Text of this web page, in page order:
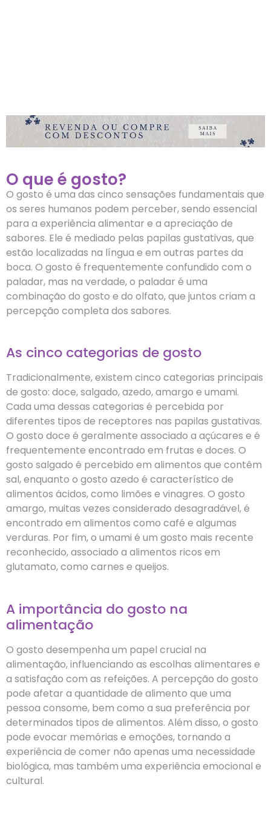
O que é gosto?
O gosto é uma das cinco sensações fundamentais que
os seres humanos podem perceber, sendo essencial
para a experiência alimentar e a apreciação de
sabores. Ele é mediado pelas papilas gustativas, que
estão localizadas na língua e em outras partes da
boca. O gosto é frequentemente confundido com o
paladar, mas na verdade, o paladar é uma
combinação do gosto e do olfato, que juntos criam a
percepção completa dos sabores.
As cinco categorias de gosto
Tradicionalmente, existem cinco categorias principais
de gosto: doce, salgado, azedo, amargo e umami.
Cada uma dessas categorias é percebida por
diferentes tipos de receptores nas papilas gustativas.
O gosto doce é geralmente associado a açúcares e é
frequentemente encontrado em frutas e doces. O
gosto salgado é percebido em alimentos que contêm
sal, enquanto o gosto azedo é característico de
alimentos ácidos, como limões e vinagres. O gosto
amargo, muitas vezes considerado desagradável, é
encontrado em alimentos como café e algumas
verduras. Por fim, o umami é um gosto mais recente
reconhecido, associado a alimentos ricos em
glutamato, como carnes e queijos.
A importância do gosto na
alimentação
O gosto desempenha um papel crucial na
alimentação, influenciando as escolhas alimentares e
a satisfação com as refeições. A percepção do gosto
pode afetar a quantidade de alimento que uma
pessoa consome, bem como a sua preferência por
determinados tipos de alimentos. Além disso, o gosto
pode evocar memórias e emoções, tornando a
experiência de comer não apenas uma necessidade
biológica, mas também uma experiência emocional e
cultural.